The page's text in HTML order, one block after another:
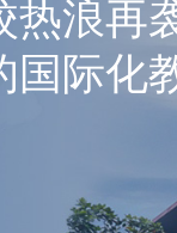
热浪再
际化